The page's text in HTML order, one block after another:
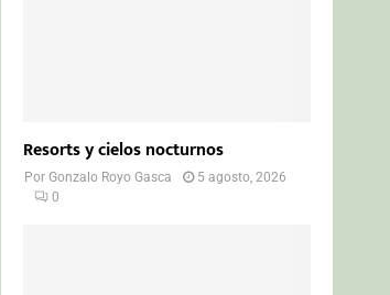
Resorts y cielos nocturnos
PorGonzalo Royo Gasca
5 agosto, 2026
0